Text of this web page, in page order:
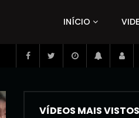
INÍCIO
VÍDEOS MAIS